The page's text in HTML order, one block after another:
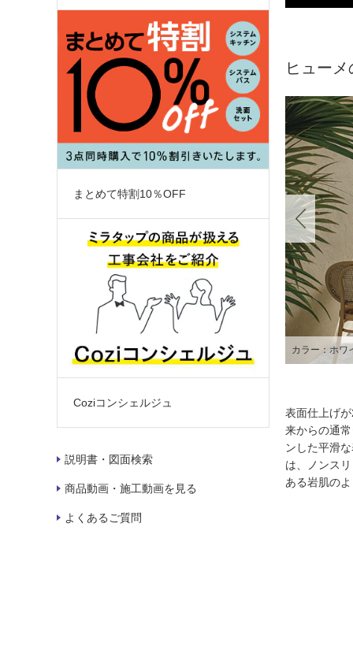
ヒュー
カラー：ナチ
表面仕上げ
来からの通
ンした平滑
は、ノンス
ある岩肌の
まとめて特割10％OFF
Coziコンシェルジュ
説明書・図面検索
商品動画・施工動画を見る
よくあるご質問